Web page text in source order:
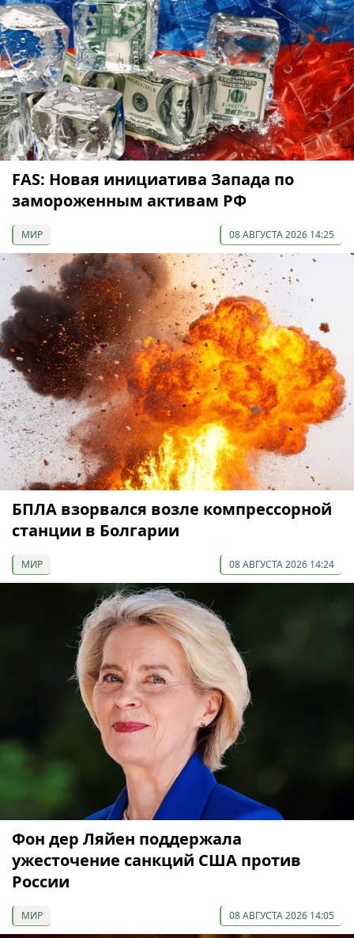
FAS: Новая инициатива Запада по
замороженным активам РФ
МИР 08 АВГУСТА 2026 14:25
БПЛА взорвался возле компрессорной
станции в Болгарии
МИР 08 АВГУСТА 2026 14:24
Фон дер Ляйен поддержала
ужесточение санкций США против
России
МИР 08 АВГУСТА 2026 14:05